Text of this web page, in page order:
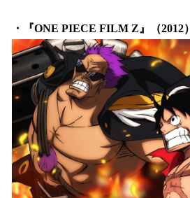
・『ONE PIECE FILM Z』（2012）